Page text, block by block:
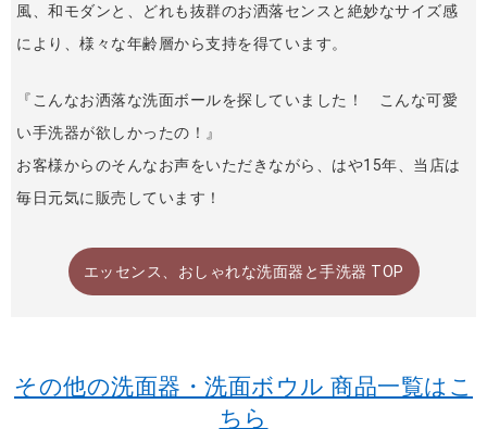
風、和モダンと、どれも抜群のお洒落センスと絶妙なサイズ感
により、様々な年齢層から支持を得ています。
『こんなお洒落な洗面ボールを探していました！ こんな可愛
い手洗器が欲しかったの！』
お客様からのそんなお声をいただきながら、はや15年、当店は
毎日元気に販売しています！
エッセンス、おしゃれな洗面器と手洗器 TOP
その他の洗面器・洗面ボウル 商品一覧はこ
ちら